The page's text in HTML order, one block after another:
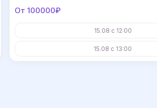
От 100000₽
15.08 с 12:00
15.08 с 13:00